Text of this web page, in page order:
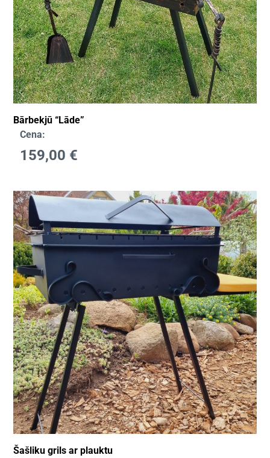
Bārbekjū “Lāde”
Cena:
159,00 €
Šašliku grils ar plauktu